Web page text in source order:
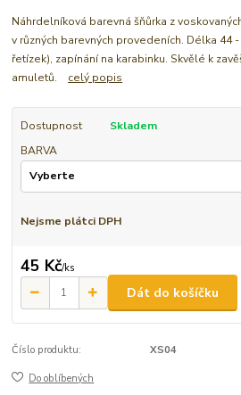
Náhrdelníková barevná šňůrka z
v různých barevných provedeních. Délka 44
řetízek), zapínání na karabinku. Skvělé k
amuletů. celý popis
Dostupnost
Skladem
BARVA
Nejsme plátci DPH
45 Kč/ks
Dát do košíčku
Číslo produktu: XS04
Do oblíbených